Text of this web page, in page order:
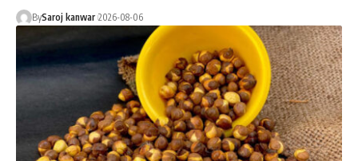
BySaroj kanwar 2026-08-06